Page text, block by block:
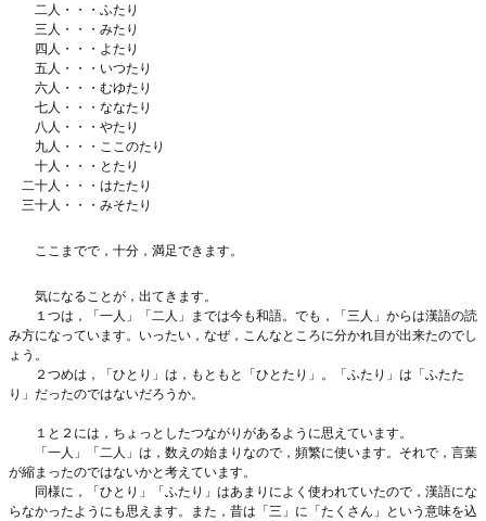
二人・・・ふたり
三人・・・みたり
四人・・・よたり
五人・・・いつたり
六人・・・むゆたり
七人・・・ななたり
八人・・・やたり
九人・・・ここのたり
十人・・・とたり
二十人・・・はたたり
三十人・・・みそたり
ここまでで，十分，満足できます。
気になることが，出てきます。
１つは，「一人」「二人」までは今も和語。でも，「三人」からは漢語の読
み方になっています。いったい，なぜ，こんなところに分かれ目が出来たのでし
ょう。
２つめは，「ひとり」は，もともと「ひとたり」。「ふたり」は「ふたた
り」だったのではないだろうか。
１と２には，ちょっとしたつながりがあるように思えています。
「一人」「二人」は，数えの始まりなので，頻繁に使います。それで，言葉
が縮まったのではないかと考えています。
同様に，「ひとり」「ふたり」はあまりによく使われていたので，漢語にな
らなかったようにも思えます。また，昔は「三」に「たくさん」という意味を込